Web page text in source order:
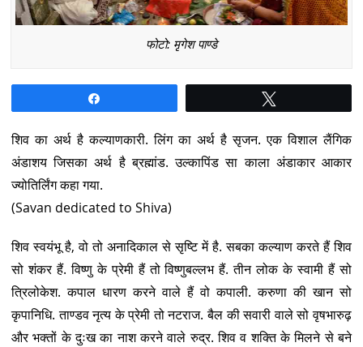
फोटो: मृगेश पाण्डे
शिव का अर्थ है कल्याणकारी. लिंग का अर्थ है सृजन. एक विशाल लैंगिक
अंडाशय जिसका अर्थ है ब्रह्मांड. उल्कापिंड सा काला अंडाकार आकार
ज्योतिर्लिंग कहा गया.
(Savan dedicated to Shiva)
शिव स्वयंभू है, वो तो अनादिकाल से सृष्टि में है. सबका कल्याण करते हैं शिव
सो शंकर हैं. विष्णु के प्रेमी हैं तो विष्णुबल्लभ हैं. तीन लोक के स्वामी हैं सो
त्रिलोकेश. कपाल धारण करने वाले हैं वो कपाली. करुणा की खान सो
कृपानिधि. ताण्डव नृत्य के प्रेमी तो नटराज. बैल की सवारी वाले सो वृषभारुढ़
और भक्तों के दुःख का नाश करने वाले रुद्र. शिव व शक्ति के मिलने से बने